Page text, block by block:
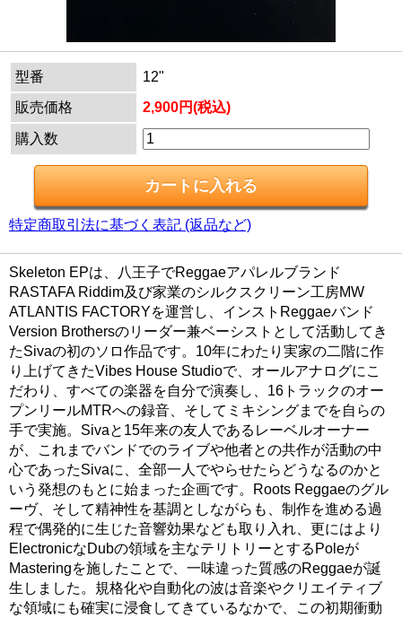
型番
12"
販売価格
2,900円(税込)
購入数
特定商取引法に基づく表記 (返品など)
Skeleton EPは、八王子でReggaeアパレルブランド
RASTAFA Riddim及び家業のシルクスクリーン工房MW
ATLANTIS FACTORYを運営し、インストReggaeバンド
Version Brothersのリーダー兼ベーシストとして活動してき
たSivaの初のソロ作品です。10年にわたり実家の二階に作
り上げてきたVibes House Studioで、オールアナログにこ
だわり、すべての楽器を自分で演奏し、16トラックのオー
プンリールMTRへの録音、そしてミキシングまでを自らの
手で実施。Sivaと15年来の友人であるレーベルオーナー
が、これまでバンドでのライブや他者との共作が活動の中
心であったSivaに、全部一人でやらせたらどうなるのかと
いう発想のもとに始まった企画です。Roots Reggaeのグル
ーヴ、そして精神性を基調としながらも、制作を進める過
程で偶発的に生じた音響効果なども取り入れ、更にはより
ElectronicなDubの領域を主なテリトリーとするPoleが
Masteringを施したことで、一味違った質感のReggaeが誕
生しました。規格化や自動化の波は音楽やクリエイティブ
な領域にも確実に浸食してきているなかで、この初期衝動